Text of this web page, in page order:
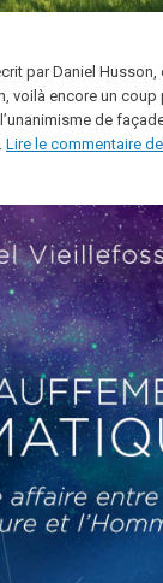
par Daniel Husson,
voilà encore un coup
de
Lire le commentaire